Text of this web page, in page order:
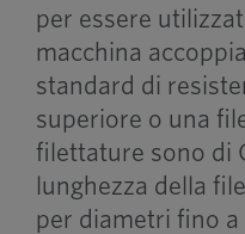
per essere
macchina
standard di
superiore o una
filettature sono di
lunghezza della
per diametri fino